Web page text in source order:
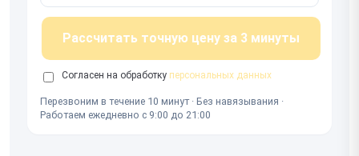
Рассчитать точную цену за 3 минуты
Согласен на обработку персональных данных
Перезвоним в течение 10 минут · Без навязывания ·
Работаем ежедневно с 9:00 до 21:00